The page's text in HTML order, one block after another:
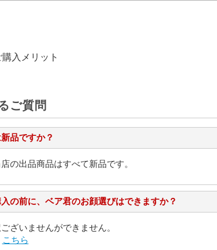
ご質問
品ですか？
の出品商品はすべて新品です。
の前に、ベア君のお顔選びはできますか？
ざいませんができません。
こちら